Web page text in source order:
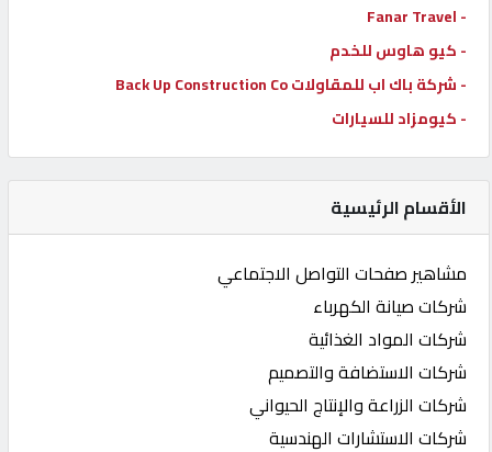
- Fanar Travel
- كيو هاوس للخدم
- شركة باك اب للمقاولات Back Up Construction Co
- كيومزاد للسيارات
الأقسام الرئيسية
مشاهير صفحات التواصل الاجتماعي
شركات صيانة الكهرباء
شركات المواد الغذائية
شركات الاستضافة والتصميم
شركات الزراعة والإنتاج الحيواني
شركات الاستشارات الهندسية